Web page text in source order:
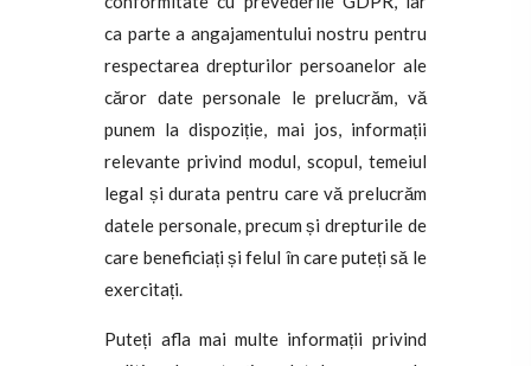
ca parte a angajamentului nostru pentru
respectarea drepturilor persoanelor ale
căror date personale le prelucrăm, vă
punem la dispoziție, mai jos, informații
relevante privind modul, scopul, temeiul
legal și durata pentru care vă prelucrăm
datele personale, precum și drepturile de
care beneficiați și felul în care puteți să le
exercitați.
Puteți afla mai multe informații privind